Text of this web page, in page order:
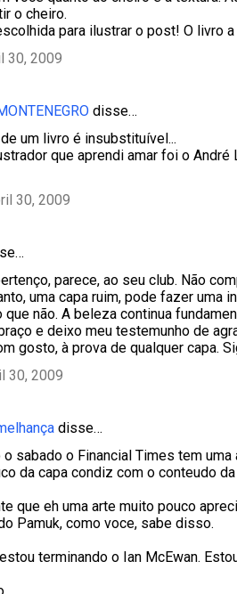
o cheiro.
para ilustrar o post! O livro
30, 2009
disse…
um livro é insubstituível...
que aprendi amar foi o André
30, 2009
parece, ao seu club. Não
uma capa ruim, pode fazer uma
que não. A beleza continua
e deixo meu testemunho de
gosto, à prova de qualquer capa.
30, 2009
disse…
sabado o Financial Times tem
da capa condiz com o conteudo
que eh uma arte muito pouco
Pamuk, como voce, sabe disso.
terminando o Ian McEwan.